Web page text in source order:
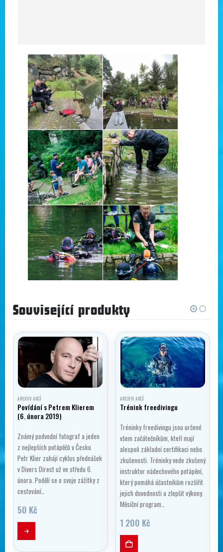
Související produkty
ARCHIV AKCÍ
Povídání s Petrem Klierem
(6. února 2019)
Známý podvodní fotograf a jeden
z nejlepších potápěčů v Česku
Petr Klier zahájí cyklus přednášek
v Divers Direct už ve středu 6.
února. Podělí se o svoje zážitky z
cestování…
50 Kč
ARCHIV AKCÍ
Trénink freedivingu
Tréninky freedivingu jsou určené
všem začátečníkům, kteří mají
alespoň základní certifikaci nebo
zkušenosti. Tréninky vede zkušený
instruktor nádechového potápění,
který pomáhá účastníkům rozšířit
jejich dovednosti a zlepšit výkony.
Měsíční program…
1 200 Kč